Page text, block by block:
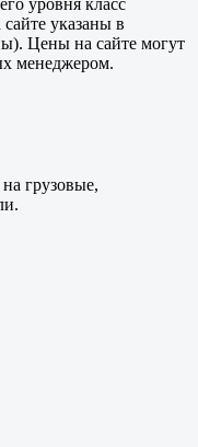
уровня класс
указаны в
Цены на сайте могут
менеджером.
грузовые,